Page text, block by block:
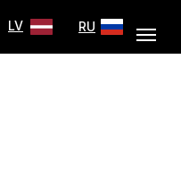
LV RU